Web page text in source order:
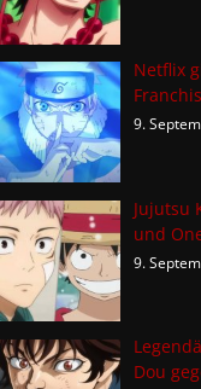
Netflix
9.
Jujutsu
und
9.
Dou